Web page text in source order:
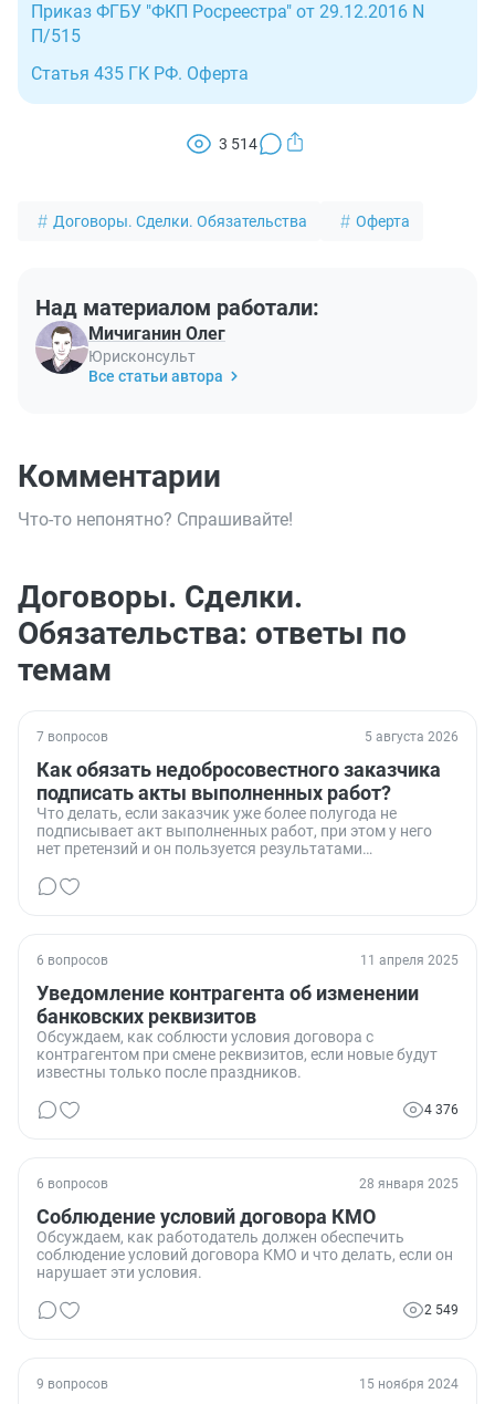
Приказ ФГБУ "ФКП Росреестра" от 29.12.2016 N
П/515
Статья 435 ГК РФ. Оферта
3 514
Договоры. Сделки. Обязательства Оферта
Над материалом работали:
Мичиганин Олег
Юрисконсульт
Все статьи автора
Комментарии
Что-то непонятно? Спрашивайте!
Договоры. Сделки.
Обязательства: ответы по
темам
7 вопросов 5 августа 2026
Как обязать недобросовестного заказчика
подписать акты выполненных работ?
Что делать, если заказчик уже более полугода не
подписывает акт выполненных работ, при этом у него
нет претензий и он пользуется результатами
6 вопросов 11 апреля 2025
Уведомление контрагента об изменении
банковских реквизитов
Обсуждаем, как соблюсти условия договора с
контрагентом при смене реквизитов, если новые будут
известны только после праздников.
4 376
6 вопросов 28 января 2025
Соблюдение условий договора КМО
Обсуждаем, как работодатель должен обеспечить
соблюдение условий договора КМО и что делать, если он
нарушает эти условия.
2 549
9 вопросов 15 ноября 2024